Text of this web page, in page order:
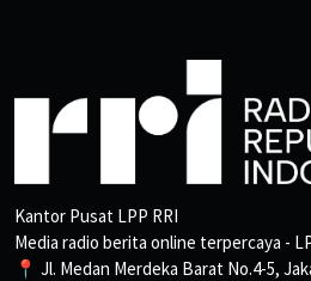
Kantor Pusat LPP RRI
Media radio berita online terpercaya -
📍 Jl. Medan Merdeka Barat No.4-5,